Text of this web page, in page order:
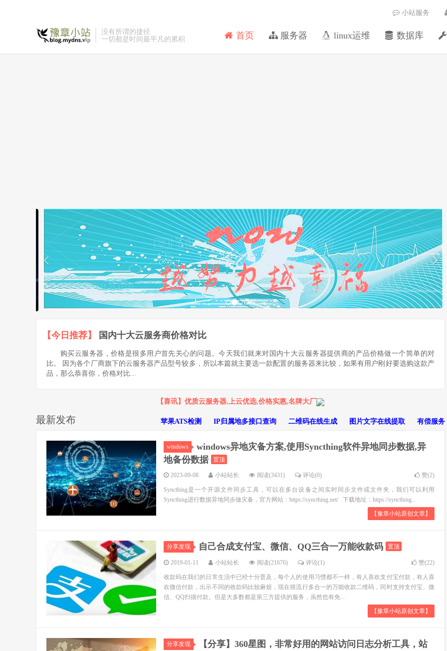
没有所谓的捷径
一切都是时间最平凡的累积
首页 服务器 linux运维 数据库
小站服务
【今日推荐】 国内十大云服务商价格对比
购买云服务器，价格是很多用户首先关心的问题。今天我们就来对国内十大云服务器提供商的产品价格做一个简单的对
比。 因为各个厂商旗下的云服务器产品型号较多，所以本篇就主要选一款配置的服务器来比较，如果有用户刚好要选购这款产
品，那么恭喜你，价格对比...
【喜讯】优质云服务器,上云优选,价格实惠,名牌大厂
最新发布 苹果ATS检测 IP归属地多接口查询 二维码在线生成 图片文字在线提取 有偿服务
windows
windows异地灾备方案,使用Syncthing软件异地同步数据,异
地备份数据
置顶
2023-09-08 小站站长 阅读(3431) 评论(0) 赞(2)
Syncthing是一个开源文件同步工具，可以在多台设备之间实时同步文件或文件夹，我们可以利用
Syncthing进行数据异地同步做灾备，官方网站：https://syncthing.net/ 下载地址：https://syncthing...
【豫章小站原创文章】
分享发现 自己合成支付宝、微信、QQ三合一万能收款码 置顶
2019-01-11 小站站长 阅读(21676) 评论(1) 赞(22)
收款码在我们的日常生活中已经十分普及，每个人的使用习惯都不一样，有人喜欢支付宝付款，有人喜
欢微信付款，出示不同的收款码比较麻烦，现在很流行多合一的万能收款二维码，同时支持支付宝、微
信、QQ扫描付款。但是大多数都是第三方提供的服务，虽然也有免...
【豫章小站原创文章】
分享发现
【分享】360星图，非常好用的网站访问日志分析工具，站